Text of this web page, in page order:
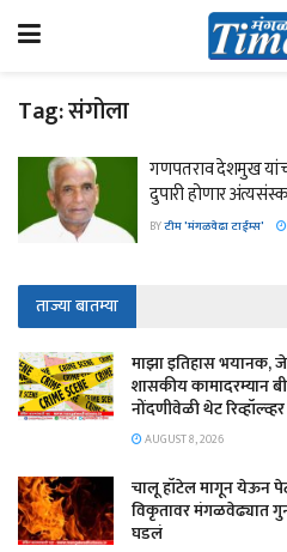
Tag:संगोला
गणपतराव देशमुख यांचं
दुपारी होणार
BYटीम 'मंगळवेढा टाईम्स'
ताज्या बातम्या
माझा इतिहास भयानक,
शासकीय कामादरम्यान
नोंदणीवेळी थेट
AUGUST 8, 2026
चालू हॉटेल मागून येऊन
विकृतावर मंगळवेढ्यात
घडलं